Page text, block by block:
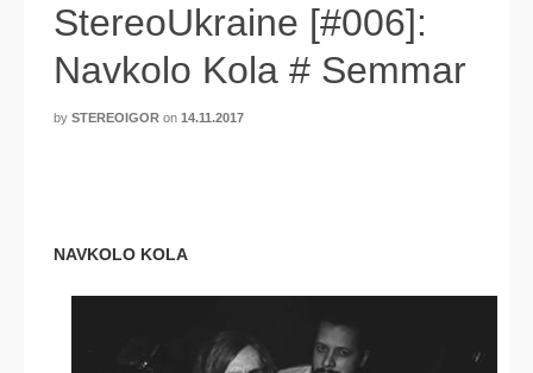
StereoUkraine [#006]:
Navkolo Kola # Semmar
by STEREOIGOR on 14.11.2017
NAVKOLO KOLA